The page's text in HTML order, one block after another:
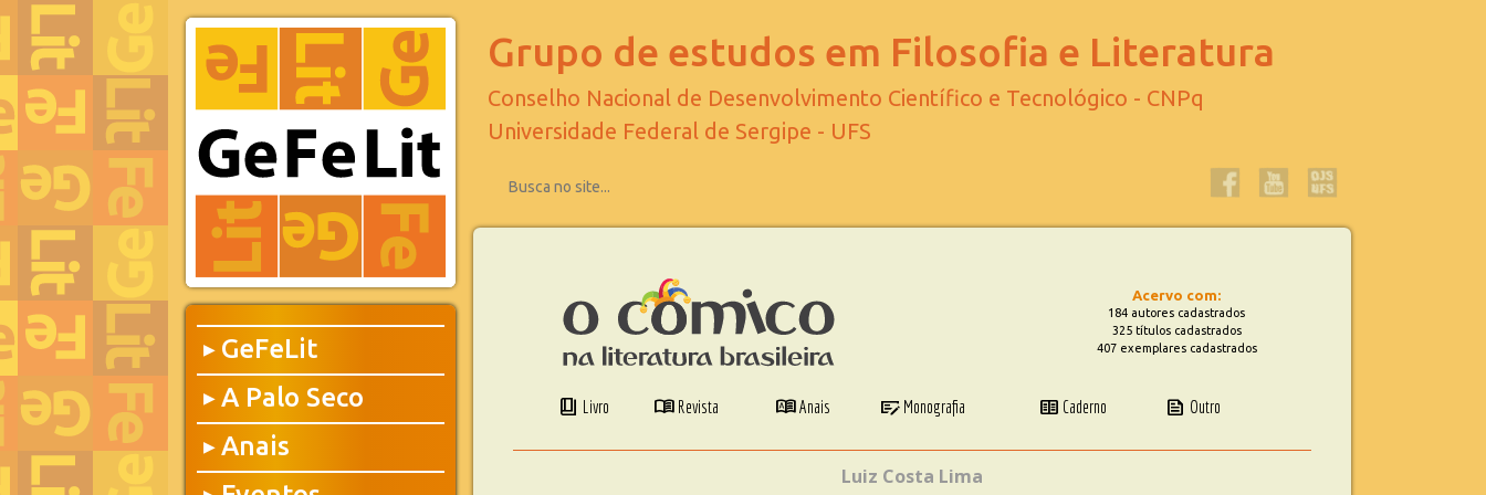
▶ GeFeLit
▶ A Palo Seco
▶ Anais
Grupo de estudos em Filosofia e Literatura
Conselho Nacional de Desenvolvimento Científico e Tecnológico - CNPq
Universidade Federal de Sergipe - UFS
Acervo com:
184 autores cadastrados
325 títulos cadastrados
407 exemplares cadastrados
book_4 Livro menu_book Revista dictionaryAnais checkbook Monografia two_pager Caderno news Outro
Luiz Costa Lima